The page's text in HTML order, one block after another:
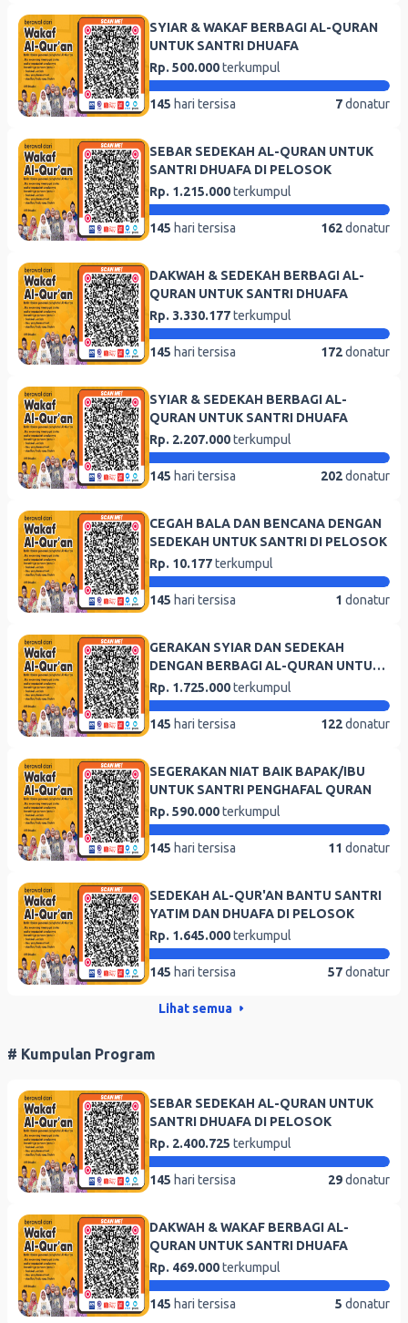
SYIAR & WAKAF BERBAGI AL-QURAN
UNTUK SANTRI DHUAFA
Rp. 500.000terkumpul
145 hari tersisa 7donatur
SEBAR SEDEKAH AL-QURAN UNTUK
SANTRI DHUAFA DI PELOSOK
Rp. 1.215.000terkumpul
145 hari tersisa 162donatur
DAKWAH & SEDEKAH BERBAGI AL-
QURAN UNTUK SANTRI DHUAFA
Rp. 3.330.177terkumpul
145 hari tersisa 172donatur
SYIAR & SEDEKAH BERBAGI AL-
QURAN UNTUK SANTRI DHUAFA
Rp. 2.207.000terkumpul
145 hari tersisa 202donatur
CEGAH BALA DAN BENCANA DENGAN
SEDEKAH UNTUK SANTRI DI PELOSOK
Rp. 10.177terkumpul
145 hari tersisa 1 donatur
GERAKAN SYIAR DAN SEDEKAH
DENGAN BERBAGI AL-QURAN UNTUK
SANTRI DHUAFA
Rp. 1.725.000terkumpul
145 hari tersisa 122donatur
SEGERAKAN NIAT BAIK BAPAK/IBU
UNTUK SANTRI PENGHAFAL QURAN
Rp. 590.000terkumpul
145 hari tersisa 11 donatur
SEDEKAH AL-QUR'AN BANTU SANTRI
YATIM DAN DHUAFA DI PELOSOK
Rp. 1.645.000terkumpul
145 hari tersisa 57donatur
Lihat semua
# Kumpulan Program
SEBAR SEDEKAH AL-QURAN UNTUK
SANTRI DHUAFA DI PELOSOK
Rp. 2.400.725 terkumpul
145 hari tersisa 29donatur
DAKWAH & WAKAF BERBAGI AL-
QURAN UNTUK SANTRI DHUAFA
Rp. 469.000terkumpul
145 hari tersisa 5 donatur